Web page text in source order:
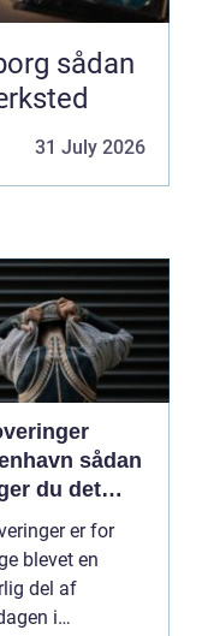
31 July 2026
sådan
du det
studie
er for
blevet en
del af
i